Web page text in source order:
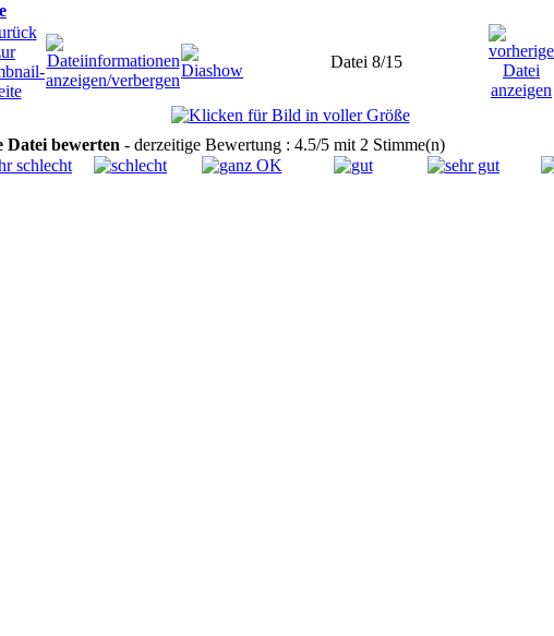
Datei 8/15
Datei bewerten - derzeitige Bewertung : 4.5/5 mit 2 Stimme(n)